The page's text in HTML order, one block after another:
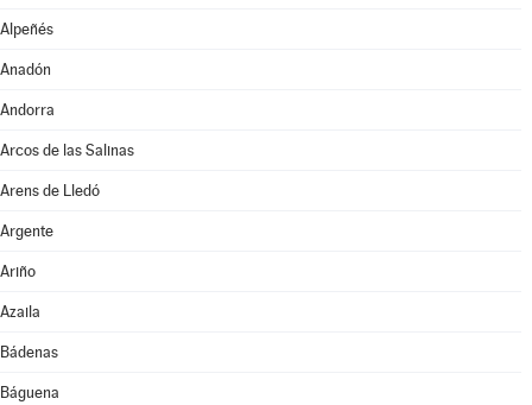
Alpeñés
Anadón
Andorra
Arcos de las Salinas
Arens de Lledó
Argente
Ariño
Azaila
Bádenas
Báguena